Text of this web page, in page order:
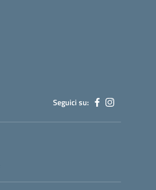
Seguici su: